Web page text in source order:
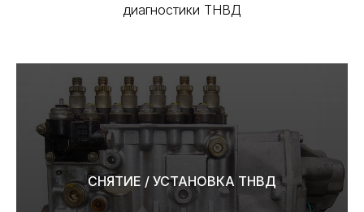
диагностики ТНВД
СНЯТИЕ / УСТАНОВКА ТНВД